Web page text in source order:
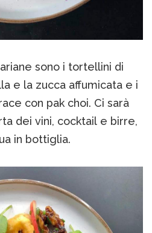
sono i tortellini di
e la zucca affumicata e i
con pak choi. Ci sarà
dei vini, cocktail e birre,
in bottiglia.